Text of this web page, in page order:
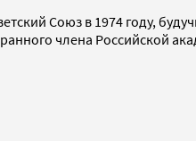
Союз в 1974 году,
члена Российской